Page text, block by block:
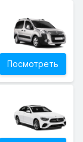
Посмотреть